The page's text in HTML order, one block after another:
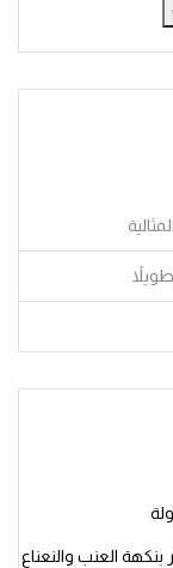
العنب والنعناع